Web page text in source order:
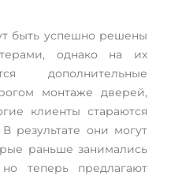
быть успешно решены
однако на их
дополнительные
монтаже дверей,
клиенты стараются
результате они могут
раньше занимались
теперь предлагают